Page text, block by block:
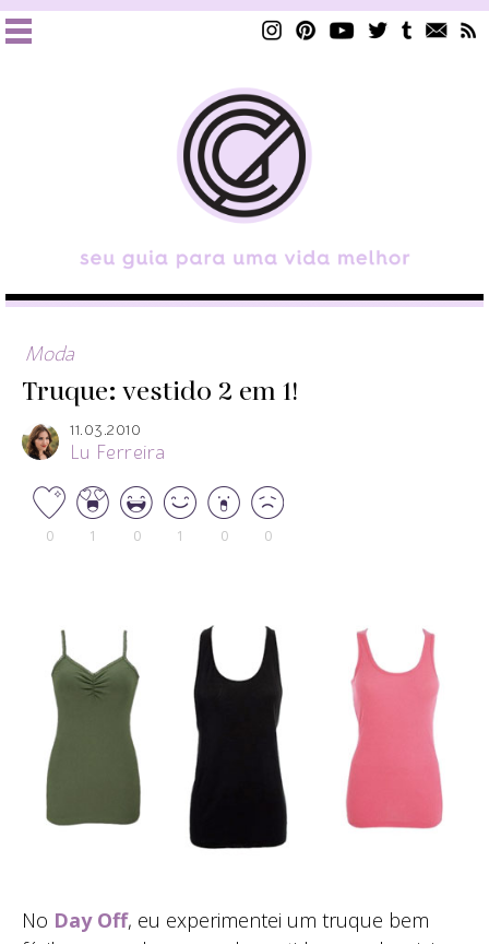
Moda
Truque: vestido 2 em 1!
11.03.2010
Lu Ferreira
0 1 0 1 0 0
No Day Off, eu experimentei um truque bem